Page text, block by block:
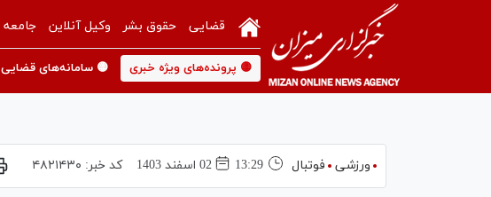
قضایی حقوق بشر وکیل آنلاین جامعه
🟡 پرونده‌های ویژه خبری 🟡 سامانه‌های قضایی
ورزشی فوتبال 13:29 02 اسفند 1403 کد خبر: ۴۸۲۱۴۳۰